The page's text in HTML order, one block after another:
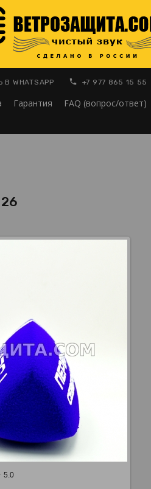
WHATSAPP +7 977 865 15 55
Гарантия FAQ (вопрос/ответ)
5.0